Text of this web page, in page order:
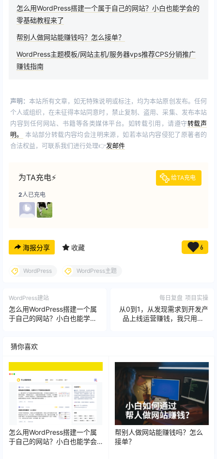
怎么用WordPress搭建一个属于自己的网站？小白也能学会的
零基础教程来了
帮别人做网站能赚钱吗？怎么接单？
WordPress主题模板/网站主机/服务器vps推荐CPS分销推广
赚钱指南
声明：本站所有文章，如无特殊说明或标注，均为本站原创发布。任何
个人或组织，在未征得本站同意时，禁止复制、盗用、采集、发布本站
内容到任何网站、书籍等各类媒体平台。如转载引用，请遵守转载声
明。
本站部分转载内容均会注明来源，如若本站内容侵犯了原著者的
合法权益，可联系我们进行处理👉发邮件
为TA充电⚡️ 给TA充电
2人已充电
海报分享 收藏 6
WordPress WordPress主题
WordPress建站
怎么用WordPress搭建一个属
于自己的网站？小白也能学会
每日复盘 项目实操
从0到1，从发现需求到开发产
品上线运营赚钱，我只用了3
猜你喜欢
怎么用WordPress搭建一个属
于自己的网站？小白也能学会
帮别人做网站能赚钱吗？怎么
接单？